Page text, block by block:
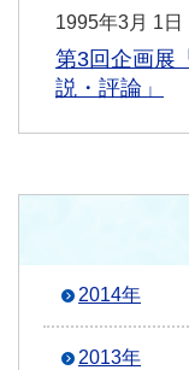
1995年3月 1日
第3回企画展
説・評論」
2014年
2013年